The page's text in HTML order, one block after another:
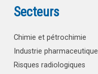
Secteurs
Chimie et pétrochimie
Industrie pharmaceutique
Risques radiologiques